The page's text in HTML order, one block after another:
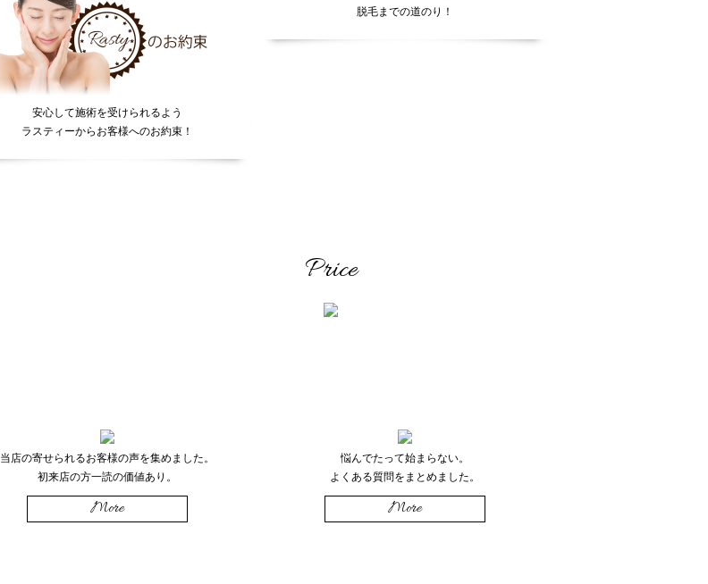
安心して施術を受けられるよう
ラスティーからお客様へのお約束！
脱毛までの道のり！
Price
当店の寄せられるお客様の声を集めました。
初来店の方一読の価値あり。
More
悩んでたって始まらない。
よくある質問をまとめました。
More